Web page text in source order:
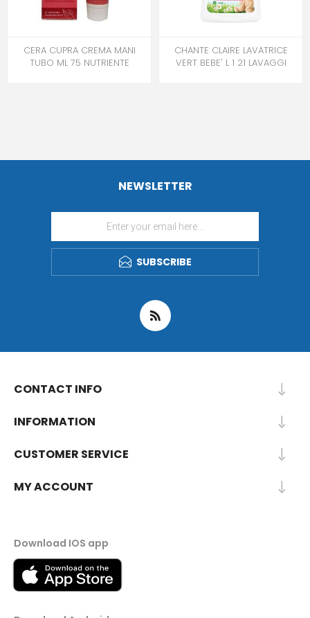
CERA CUPRA CREMA MANI
TUBO ML 75 NUTRIENTE
CHANTE CLAIRE LAVATRICE
VERT BEBE' L 1 21 LAVAGGI
NEWSLETTER
SUBSCRIBE
CONTACT INFO
INFORMATION
CUSTOMER SERVICE
MY ACCOUNT
Download IOS app